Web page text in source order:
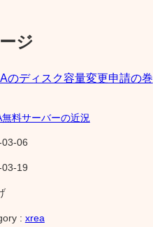
ジ
のディスク容量変更申請の巻
無料サーバーの近況
06
19
: xrea